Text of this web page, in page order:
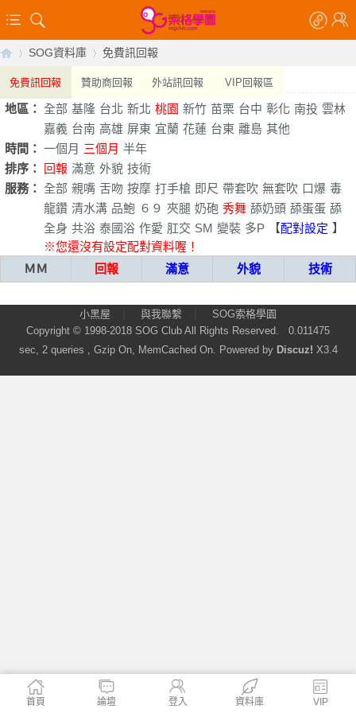
索
SOG資料庫
›
免費訊回報
免費訊回報 贊助商回報 外站訊回報 VIP回報區
地區： 全部 基隆 台北 新北 桃園 新竹 苗栗 台中 彰化 南投 雲林
嘉義 台南 高雄 屏東 宜蘭 花蓮 台東 離島 其他
時間： 一個月 三個月 半年
排序：
回報 滿意 外貌 技術
服務： 全部 親嘴 舌吻 按摩 打手槍 即尺 帶套吹 無套吹 口爆 毒
龍鑽 清水溝 品鮑 ６９ 夾腿 奶砲 秀舞 舔奶頭 舔蛋蛋 舔
全身 共浴 泰國浴 作愛 肛交 SM 變裝 多P 【配對設定 】
※您還沒有設定配對資料喔！
ＭＭ
回報 滿意 外貌 技術
小黑屋 與我聯繫
SOG索格學園
Copyright © 1998-2018 SOG Club All Rights Reserved. 0.011475
sec, 2 queries , Gzip On, MemCached On. Powered by Discuz! X3.4
首頁 論壇 登入 資料庫 VIP